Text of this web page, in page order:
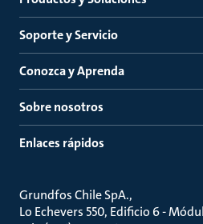
Soporte y Servicio
Conozca y Aprenda
Sobre nosotros
Enlaces rápidos
Grundfos Chile SpA.
Lo Echevers 550, Edificio 6 -